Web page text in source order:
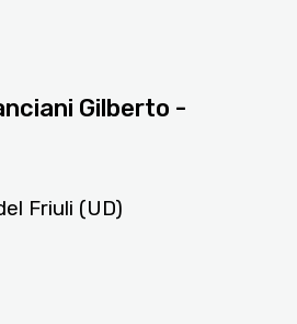
Gilberto -
Friuli (UD)